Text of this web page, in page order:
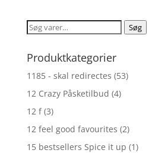
Søg
Søg
Produktkategorier
1185 - skal redirectes (53)
12 Crazy Påsketilbud (4)
12 f (3)
12 feel good favourites (2)
15 bestsellers Spice it up (1)